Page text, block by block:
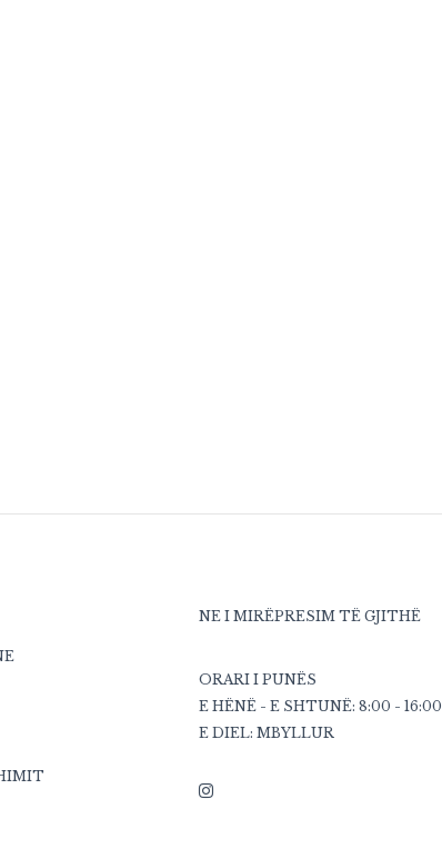
NE I MIRËPRESIM TË GJITHË
ORARI I PUNËS
E HËNË - E SHTUNË: 8:00 - 16:00
E DIEL: MBYLLUR